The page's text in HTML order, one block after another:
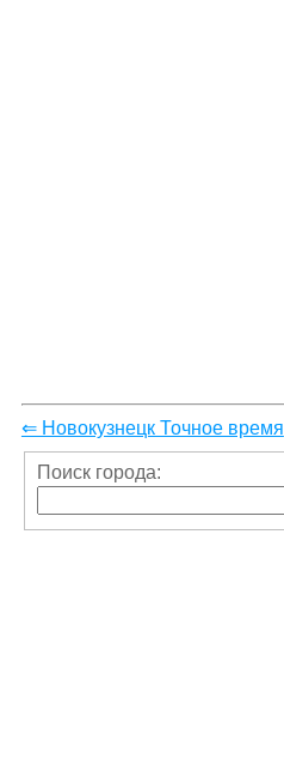
⇐ Новокузнецк Точное время
Поиск города: